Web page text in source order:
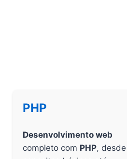
PHP
Desenvolvimento web
completo com PHP, desde